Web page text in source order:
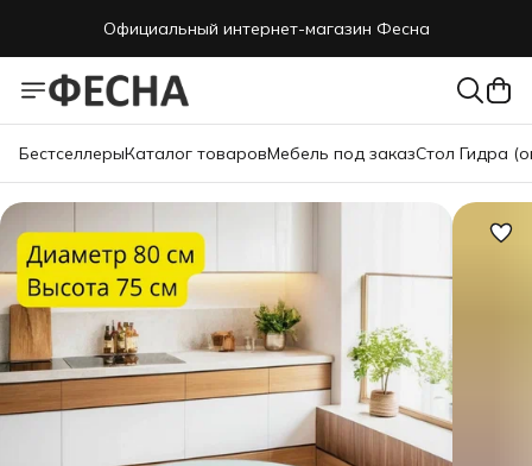
Официальный интернет-магазин Фесна
БестселлерыКаталог товаровМебель под заказСтол Гидра